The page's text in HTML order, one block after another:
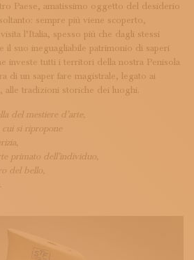
Paese, amatissimo oggetto del desiderio
sempre più viene scoperto,
l’Italia, spesso più che dagli stessi
il suo ineguagliabile patrimonio di saperi
investe tutti i territori della nostra Penisola
di un saper fare magistrale, legato ai
alle tradizioni storiche dei luoghi.
del mestiere d’arte,
si ripropone
primato dell’individuo,
del bello,